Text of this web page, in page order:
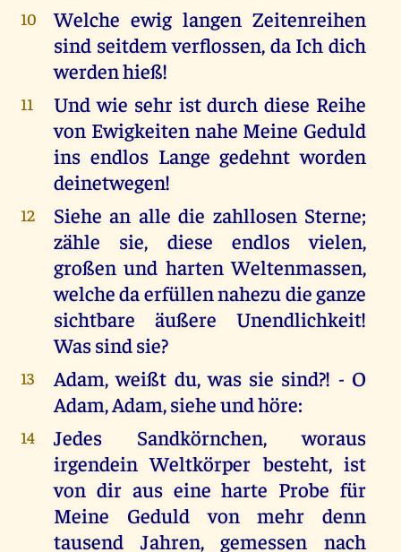
10
Welche ewig langen Zeitenreihen
sind seitdem verflossen, da Ich dich
werden hieß!
11
Und wie sehr ist durch diese Reihe
von Ewigkeiten nahe Meine Geduld
ins endlos Lange gedehnt worden
deinetwegen!
12
Siehe an alle die zahllosen Sterne;
zähle sie, diese endlos vielen,
großen und harten Weltenmassen,
welche da erfüllen nahezu die ganze
sichtbare äußere Unendlichkeit!
Was sind sie?
13
Adam, weißt du, was sie sind?! - O
Adam, Adam, siehe und höre:
14
Jedes Sandkörnchen, woraus
irgendein Weltkörper besteht, ist
von dir aus eine harte Probe für
Meine Geduld von mehr denn
tausend Jahren, gemessen nach